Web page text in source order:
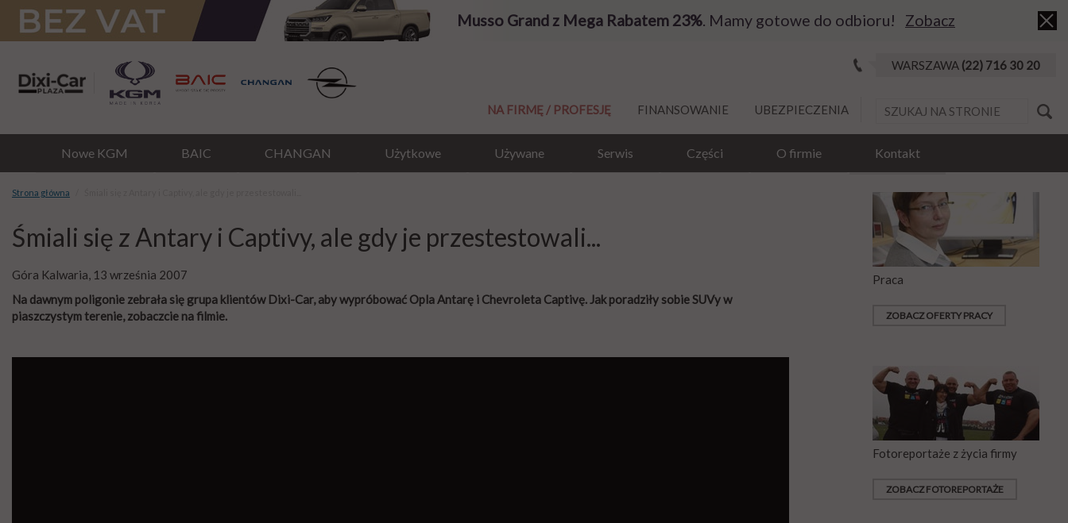
Musso Grand z Mega Rabatem 23%. Mamy gotowe do odbioru! Zobacz
WARSZAWA (22) 716 30 20
NA FIRMĘ / PROFESJĘ FINANSOWANIE UBEZPIECZENIA
Nowe KGM BAIC CHANGAN Użytkowe Używane Serwis Części O firmie Kontakt
Strona główna
Śmiali się z Antary i Captivy, ale gdy je przestestowali...
Góra Kalwaria, 13 września 2007
Na dawnym poligonie zebrała się grupa klientów Dixi-Car, aby wypróbować Opla Antarę i Chevroleta Captivę. Jak poradziły sobie SUVy w
piaszczystym terenie, zobaczcie na filmie.
Praca
ZOBACZ OFERTY PRACY
Fotoreportaże z życia firmy
ZOBACZ FOTOREPORTAŻE